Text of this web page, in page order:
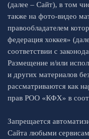
(далее – Сайт), в том
также на фото-видео
правообладателем
федерация хоккея»
соответствии с
Размещение и/или
и других материалов
рассматриваются как
прав РОО «КФХ» в
Запрещается
Сайта любыми